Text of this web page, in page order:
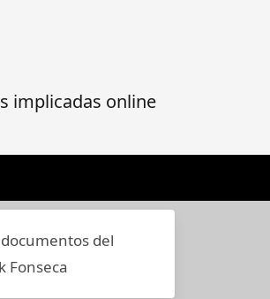
implicadas online
del
Fonseca